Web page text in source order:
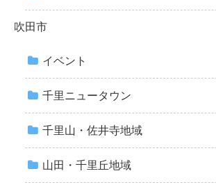
吹田市
イベント
千里ニュータウン
千里山・佐井寺地域
山田・千里丘地域